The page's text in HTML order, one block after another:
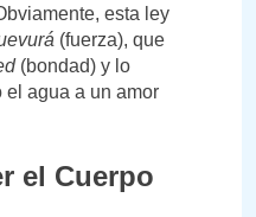
esta ley
(fuerza), que
(bondad) y lo
el agua a un amor
el Cuerpo